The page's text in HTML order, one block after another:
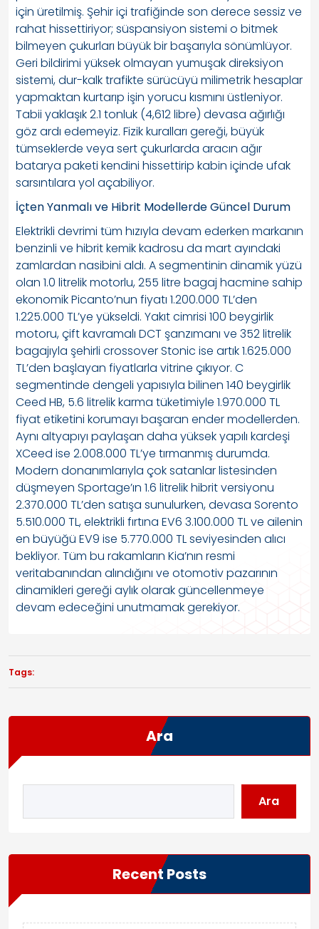
için üretilmiş. Şehir içi trafiğinde son derece sessiz ve
rahat hissettiriyor; süspansiyon sistemi o bitmek
bilmeyen çukurları büyük bir başarıyla sönümlüyor.
Geri bildirimi yüksek olmayan yumuşak direksiyon
sistemi, dur-kalk trafikte sürücüyü milimetrik hesaplar
yapmaktan kurtarıp işin yorucu kısmını üstleniyor.
Tabii yaklaşık 2.1 tonluk (4,612 libre) devasa ağırlığı
göz ardı edemeyiz. Fizik kuralları gereği, büyük
tümseklerde veya sert çukurlarda aracın ağır
batarya paketi kendini hissettirip kabin içinde ufak
sarsıntılara yol açabiliyor.
İçten Yanmalı ve Hibrit Modellerde Güncel Durum
Elektrikli devrimi tüm hızıyla devam ederken markanın
benzinli ve hibrit kemik kadrosu da mart ayındaki
zamlardan nasibini aldı. A segmentinin dinamik yüzü
olan 1.0 litrelik motorlu, 255 litre bagaj hacmine sahip
ekonomik Picanto’nun fiyatı 1.200.000 TL’den
1.225.000 TL’ye yükseldi. Yakıt cimrisi 100 beygirlik
motoru, çift kavramalı DCT şanzımanı ve 352 litrelik
bagajıyla şehirli crossover Stonic ise artık 1.625.000
TL’den başlayan fiyatlarla vitrine çıkıyor. C
segmentinde dengeli yapısıyla bilinen 140 beygirlik
Ceed HB, 5.6 litrelik karma tüketimiyle 1.970.000 TL
fiyat etiketini korumayı başaran ender modellerden.
Aynı altyapıyı paylaşan daha yüksek yapılı kardeşi
XCeed ise 2.008.000 TL’ye tırmanmış durumda.
Modern donanımlarıyla çok satanlar listesinden
düşmeyen Sportage’ın 1.6 litrelik hibrit versiyonu
2.370.000 TL’den satışa sunulurken, devasa Sorento
5.510.000 TL, elektrikli fırtına EV6 3.100.000 TL ve ailenin
en büyüğü EV9 ise 5.770.000 TL seviyesinden alıcı
bekliyor. Tüm bu rakamların Kia’nın resmi
veritabanından alındığını ve otomotiv pazarının
dinamikleri gereği aylık olarak güncellenmeye
devam edeceğini unutmamak gerekiyor.
Tags:
Ara
Ara
Recent Posts